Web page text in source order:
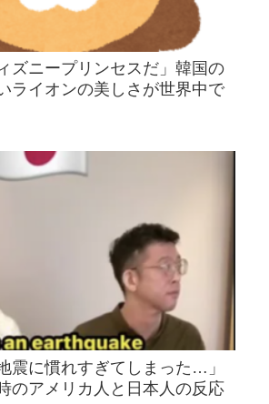
ズニープリンセスだ」韓国の
ライオンの美しさが世界中で
震に慣れすぎてしまった…」
のアメリカ人と日本人の反応